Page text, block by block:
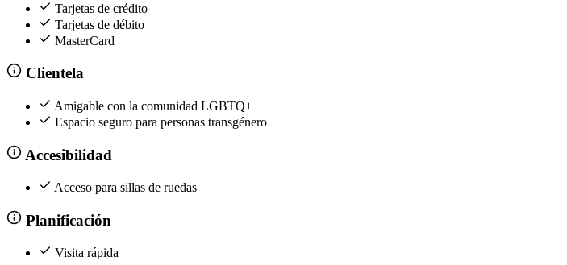
Tarjetas de crédito
Tarjetas de débito
MasterCard
Clientela
Amigable con la comunidad LGBTQ+
Espacio seguro para personas transgénero
Accesibilidad
Acceso para sillas de ruedas
Planificación
Visita rápida